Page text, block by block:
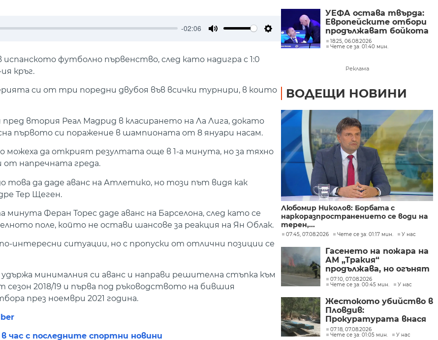
-02:06
Settings
футболно първенство, след като надигра с 1:0
кръг.
си от три поредни двубоя във всички турнири, в които
втория Реал Мадрид в класирането на Ла Лига, докато
първото си поражение в шампионата от 8 януари насам.
можеха да открият резултата още в 1-а минута, но за тяхно
от напречната греда.
това да даде аванс на Атлетико, но този път видя как
Тер Щеген.
Феран Торес даде аванс на Барселона, след като се
поле, който не остави шансове за реакция на Ян Облак.
интересни ситуации, но с пропуски от отлични позиции се
минималния си аванс и направи решителна стъпка към
2018/19 и първа под ръководството на бившия
през ноември 2021 година.
час с последните спортни новини
УЕФА остава твърда:
Европейските отбори
продължават бойкота
на турнирите на
ФИФА
18:25, 06.08.2026
Чете се за: 01:40 мин.
Реклама
ВОДЕЩИ НОВИНИ
Любомир Николов: Борбата с
наркоразпространението се води на
терен,...
07:45, 07.08.2026 Чете се за: 01:17 мин. У нас
Гасенето на пожара на
АМ „Тракия“
продължава, но огънят
е локализиран
07:10, 07.08.2026
Чете се за: 00:45 мин.
У нас
Жестокото убийство в
Пловдив:
Прокуратурата внася
искане „задържане под
стража“
07:18, 07.08.2026
Чете се за: 01:05 мин.
У нас